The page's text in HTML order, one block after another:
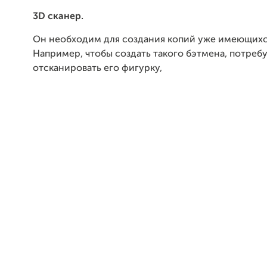
3D сканер.
Он необходим для создания копий уже
Например, чтобы создать такого бэтмена,
отсканировать его фигурку,